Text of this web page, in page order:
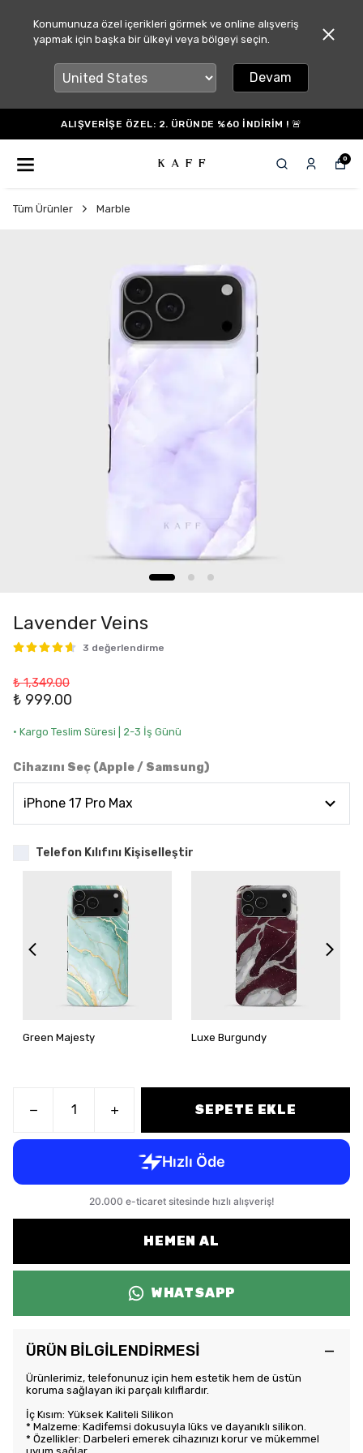
Konumunuza özel içerikleri görmek ve online alışveriş
yapmak için başka bir ülkeyi veya bölgeyi seçin.
Devam
ALIŞVERİŞE ÖZEL: 2. ÜRÜNDE %60 İNDİRİM ! 🚨
0
Tüm Ürünler Marble
Lavender Veins
3 değerlendirme
₺ 1,349.00
₺ 999.00
• Kargo Teslim Süresi | 2-3 İş Günü
Cihazını Seç (Apple / Samsung)
Telefon Kılıfını Kişiselleştir
Green Majesty Luxe Burgundy
SEPETE EKLE
HEMEN AL
WHATSAPP
ÜRÜN BİLGİLENDİRMESİ
Ürünlerimiz, telefonunuz için hem estetik hem de üstün
koruma sağlayan iki parçalı kılıflardır.
İç Kısım: Yüksek Kaliteli Silikon
* Malzeme: Kadifemsi dokusuyla lüks ve dayanıklı silikon.
* Özellikler: Darbeleri emerek cihazınızı korur ve mükemmel